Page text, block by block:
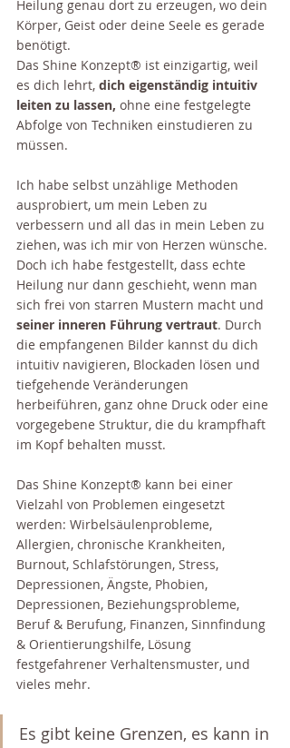
Heilung genau dort zu erzeugen, wo dein
Körper, Geist oder deine Seele es gerade
benötigt.​
Das Shine Konzept® ist einzigartig, weil
es dich lehrt, dich eigenständig intuitiv
leiten zu lassen, ohne eine festgelegte
Abfolge von Techniken einstudieren zu
müssen.
Ich habe selbst unzählige Methoden
ausprobiert, um mein Leben zu
verbessern und all das in mein Leben zu
ziehen, was ich mir von Herzen wünsche.
Doch ich habe festgestellt, dass echte
Heilung nur dann geschieht, wenn man
sich frei von starren Mustern macht und
seiner inneren Führung vertraut. Durch
die empfangenen Bilder kannst du dich
intuitiv navigieren, Blockaden lösen und
tiefgehende Veränderungen
herbeiführen, ganz ohne Druck oder eine
vorgegebene Struktur, die du krampfhaft
im Kopf behalten musst.
Das Shine Konzept® kann bei einer
Vielzahl von Problemen eingesetzt
werden: Wirbelsäulenprobleme,
Allergien, chronische Krankheiten,
Burnout, Schlafstörungen, Stress,
Depressionen, Ängste, Phobien,
Depressionen, Beziehungsprobleme,
Beruf & Berufung, Finanzen, Sinnfindung
& Orientierungshilfe, Lösung
festgefahrener Verhaltensmuster, und
vieles mehr.
Es gibt keine Grenzen, es kann in